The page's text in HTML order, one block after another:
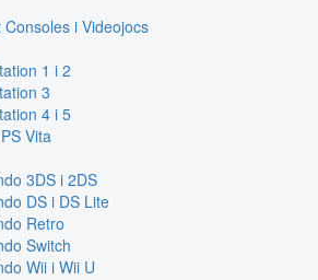
i Videojocs
1 i 2
3
4 i 5
Vita
3DS i 2DS
DS i DS Lite
Retro
Switch
Wii i Wii U